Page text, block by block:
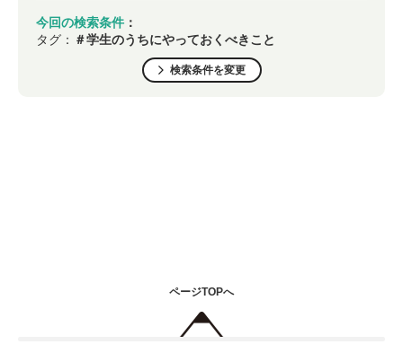
今回の検索条件 ：
タグ： ＃学生のうちにやっておくべきこと
検索条件を変更
ページTOPへ